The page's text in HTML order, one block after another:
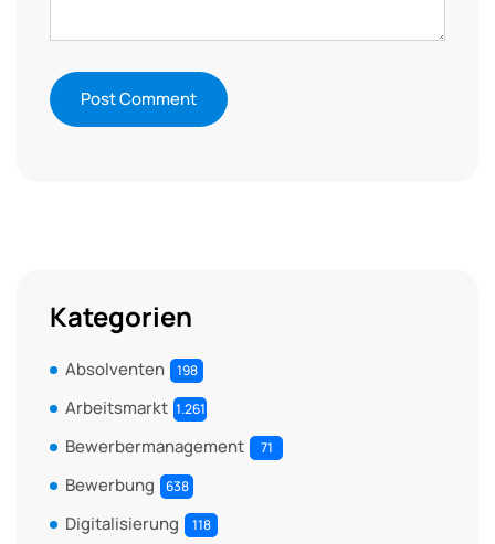
Kategorien
Absolventen 198
Arbeitsmarkt 1.261
Bewerbermanagement 71
Bewerbung 638
Digitalisierung 118